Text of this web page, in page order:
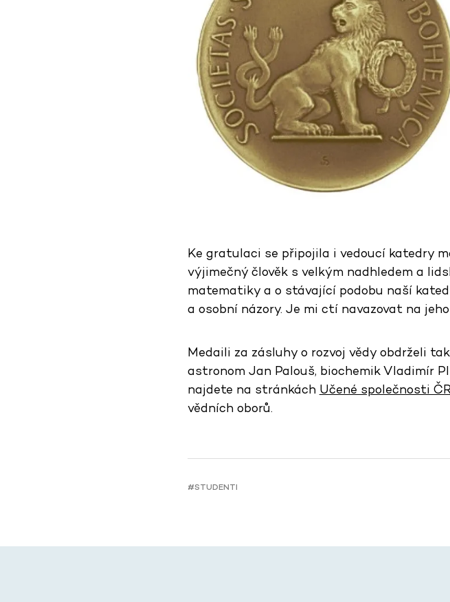
Ke gratulaci se připojila i vedoucí katedry
výjimečný člověk s velkým nadhledem a
matematiky a o stávající podobu naší
a osobní názory. Je mi ctí navazovat na
Medaili za zásluhy o rozvoj vědy obdrželi
astronom Jan Palouš, biochemik Vladimír
najdete na stránkách Učené společnosti
vědních oborů.
#STUDENTI